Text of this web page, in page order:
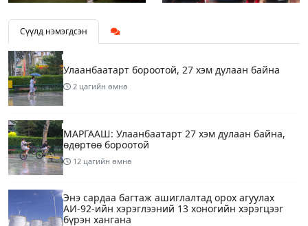
Сүүлд нэмэгдсэн
Улаанбаатарт бороотой, 27 хэм дулаан байна
2 цагийн өмнө
МАРГААШ: Улаанбаатарт 27 хэм дулаан байна,
өдөртөө бороотой
12 цагийн өмнө
Энэ сардаа багтаж ашиглалтад орох агуулах
АИ-92-ийн хэрэглээний 13 хоногийн хэрэгцээг
бүрэн хангана